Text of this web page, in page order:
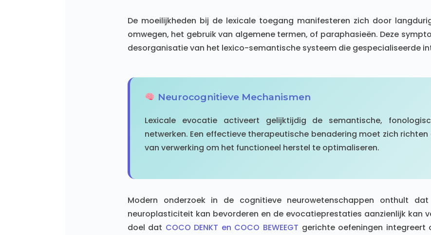
De moeilijkheden bij de lexicale toegang manifesteren zich door
omwegen, het gebruik van algemene termen, of paraphasieën. Deze
desorganisatie van het lexico-semantische systeem die gespecialiseerde
Neurocognitieve Mechanismen
Lexicale evocatie activeert gelijktijdig de semantische,
netwerken. Een effectieve therapeutische benadering moet zich richten
van verwerking om het functioneel herstel te optimaliseren.
Modern onderzoek in de cognitieve neurowetenschappen onthult
neuroplasticiteit kan bevorderen en de evocatieprestaties aanzienlijk kan
doel dat COCO DENKT en COCO BEWEEGT gerichte oefeningen